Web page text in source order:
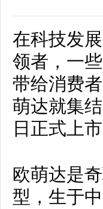
在科技发
领者，一
带给消费
萌达就集
日正式上市
欧萌达是
型，生于